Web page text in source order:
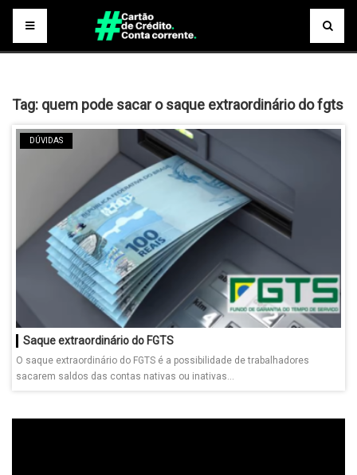
Tag: quem pode sacar o saque extraordinário do fgts
DÚVIDAS
Saque extraordinário do FGTS
O saque extraordinário do FGTS é a possibilidade de trabalhadores
sacarem saldos das contas nativas ou inativas...